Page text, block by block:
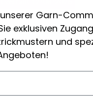
Optionen ansehen
Garn-
exklusiven
und